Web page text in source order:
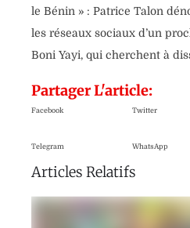
le Bénin » : Patrice Talon
les réseaux sociaux d’un
Boni Yayi, qui cherchent à
Partager L'article:
Facebook Twitter
Telegram WhatsApp
Articles Relatifs